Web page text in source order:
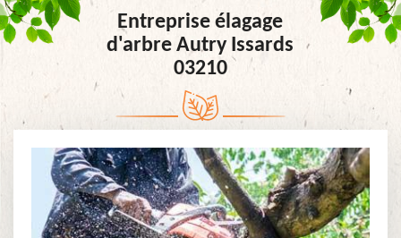
Entreprise élagage
d'arbre Autry Issards
03210